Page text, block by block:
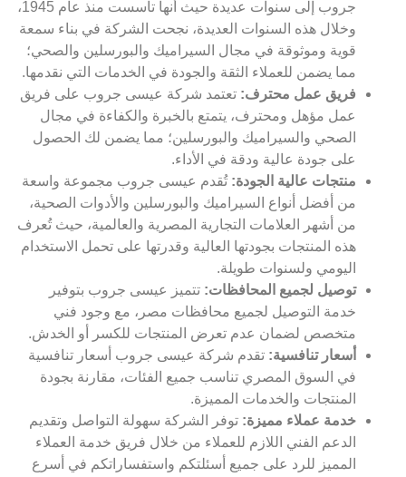
جروب إلى سنوات عديدة حيث أنها تأسست منذ عام 1945،
وخلال هذه السنوات العديدة، نجحت الشركة في بناء سمعة
قوية وموثوقة في مجال السيراميك والبورسلين والصحي؛
مما يضمن للعملاء الثقة والجودة في الخدمات التي نقدمها.
فريق عمل محترف: تعتمد شركة عيسى جروب على فريق
عمل مؤهل ومحترف، يتمتع بالخبرة والكفاءة في مجال
الصحي والسيراميك والبورسلين؛ مما يضمن لك الحصول
على جودة عالية ودقة في الأداء.
منتجات عالية الجودة:تُقدم عيسى جروب مجموعة واسعة
من أفضل أنواع السيراميك والبورسلين والأدوات الصحية،
من أشهر العلامات التجارية المصرية والعالمية، حيث تُعرف
هذه المنتجات بجودتها العالية وقدرتها على تحمل الاستخدام
اليومي ولسنوات طويلة.
توصيل لجميع المحافظات: تتميز عيسى جروب بتوفير
خدمة التوصيل لجميع محافظات مصر، مع وجود فني
متخصص لضمان عدم تعرض المنتجات للكسر أو الخدش.
أسعار تنافسية: تقدم شركة عيسى جروب أسعار تنافسية
في السوق المصري تناسب جميع الفئات، مقارنة بجودة
المنتجات والخدمات المميزة.
خدمة عملاء مميزة: توفر الشركة سهولة التواصل وتقديم
الدعم الفني اللازم للعملاء من خلال فريق خدمة العملاء
المميز للرد على جميع أسئلتكم واستفساراتكم في أسرع